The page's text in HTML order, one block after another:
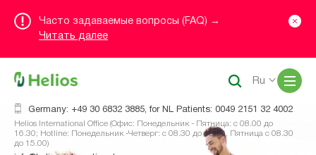
Часто задаваемые вопросы (FAQ) →
Читать далее
Germany: +49 30 6832 3885, for NL Patients: 0049 2151 32 4002
Helios International Office (Офис: Понедельник - Пятница: с 08.00 до
16.30; Hotline: Понедельник -Четверг: с 08.30 до 16.00, Пятница с 08.30
до 15.00)
Ru